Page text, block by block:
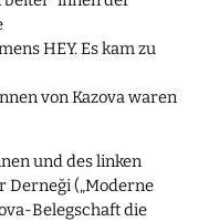
HEY. Es kam zu
von Kazova waren
und des linken
Derneği („Moderne
Belegschaft die